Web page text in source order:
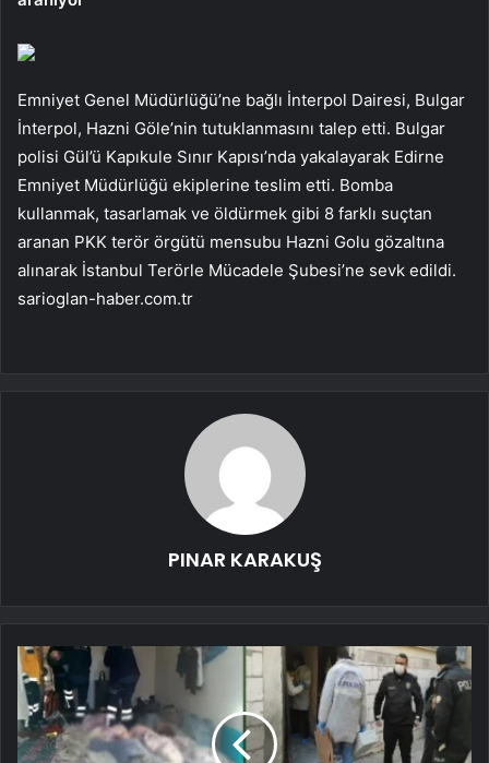
Emniyet Genel Müdürlüğü’ne bağlı İnterpol Dairesi, Bulgar
İnterpol, Hazni Göle’nin tutuklanmasını talep etti. Bulgar
polisi Gül’ü Kapıkule Sınır Kapısı’nda yakalayarak Edirne
Emniyet Müdürlüğü ekiplerine teslim etti. Bomba
kullanmak, tasarlamak ve öldürmek gibi 8 farklı suçtan
aranan PKK terör örgütü mensubu Hazni Golu gözaltına
alınarak İstanbul Terörle Mücadele Şubesi’ne sevk edildi.
sarioglan-haber.com.tr
PINAR KARAKUŞ